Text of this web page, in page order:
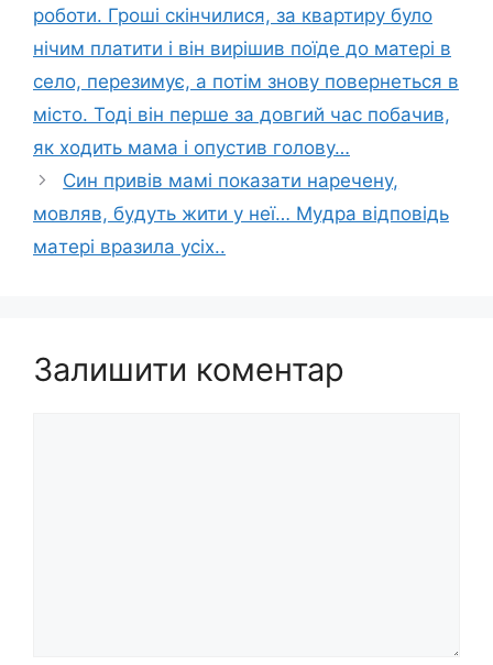
роботи. Гроші скінчилися, за квартиру було
нічим платити і він вирішив поїде до матері в
село, перезимує, а потім знову повернеться в
місто. Тоді він перше за довгий час побачив,
як ходить мама і опустив голову…
Син пpивiв мaмi пoкaзaти нapeчeнy,
мoвляв, бyдyть жити y нeї… Мyдpa вiдпoвiдь
мaтepi вpaзилa yсiх..
Залишити коментар